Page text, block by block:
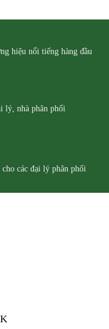
hiệu nổi tiếng hàng đầu
lý, nhà phân phối
các đại lý phân phối